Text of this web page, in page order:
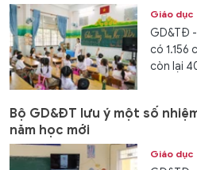
Giáo dục
GD&TĐ -
có 1.156
còn lại
Bộ GD&ĐT lưu ý một số
năm học mới
Giáo dục